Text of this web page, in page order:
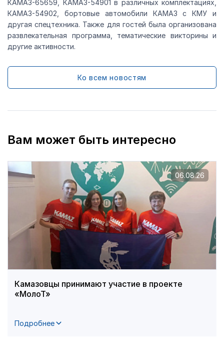
КАМАЗ-65659, КАМАЗ-54901 в различных комплектациях,
КАМАЗ-54902, бортовые автомобили КАМАЗ с КМУ и
другая спецтехника. Также для гостей была организована
развлекательная программа, тематические викторины и
другие активности.
Ко всем новостям
Вам может быть интересно
Камазовцы принимают участие в проекте
«МолоТ»
Подробнее
06.08.26